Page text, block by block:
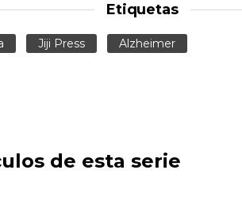
Etiquetas
Jiji Press Alzheimer
de esta serie